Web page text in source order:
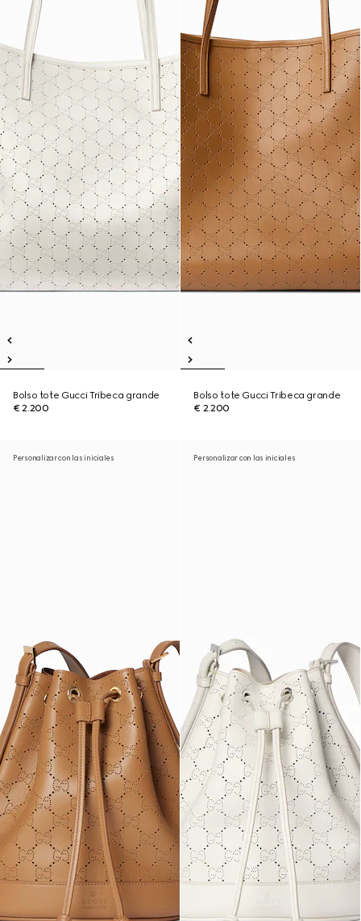
Bolso tote Gucci Tribeca grande
€ 2.200
Bolso tote Gucci Tribeca grande
€ 2.200
Personalizar con las iniciales Personalizar con las iniciales